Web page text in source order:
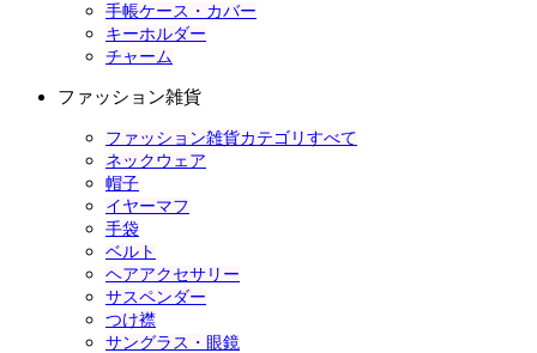
手帳ケース・カバー
キーホルダー
チャーム
ファッション雑貨
ファッション雑貨カテゴリすべて
ネックウェア
帽子
イヤーマフ
手袋
ベルト
ヘアアクセサリー
サスペンダー
つけ襟
サングラス・眼鏡